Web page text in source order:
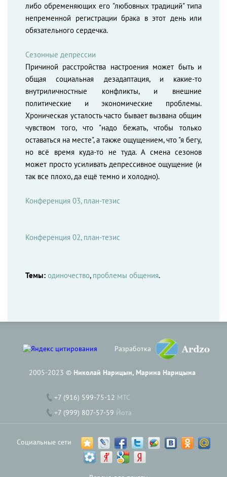
либо обременяющих его "любовных традиций" типа
непременной регистрации брака в этот день или
обязательного сердечка.
Сезонные депрессии
Причиной расстройства настроения может быть и
общая социальная дезадаптация, и какие-то
внутриличностные конфликты, и внешние
политические и экономические проблемы.
Хроническая усталость часто бывает вызвана общим
чувством того, что "надо бежать, чтобы только
оставаться на месте", а также ощущением, что "я бегу,
но всё время куда-то не туда. А смена сезонов
может просто усиливать депрессивное ощущение (и
так все плохо, да ещё темно и холодно).
Конференция 03, план-тезис
Конференция 02, план-тезис
Темы: одиночество, проблемы общения.
Разработка
2005-2023 © Николай Нарицын, Марина Нарицына
+7 (916) 599-75-12 МТС
+7 (999) 807-57-59 Йота
Социальные сети